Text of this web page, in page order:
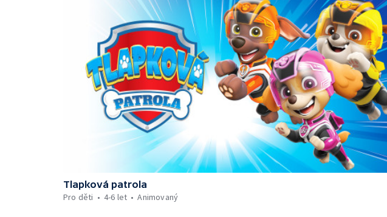
Tlapková patrola
Pro děti
4-6 let Animovaný